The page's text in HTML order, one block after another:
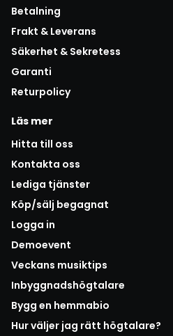
Betalning
Frakt & Leverans
Säkerhet & Sekretess
Garanti
Returpolicy
Läs mer
Hitta till oss
Kontakta oss
Lediga tjänster
Köp/sälj begagnat
Logga in
Demoevent
Veckans musiktips
Inbyggnadshögtalare
Bygg en hemmabio
Hur väljer jag rätt högtalare?